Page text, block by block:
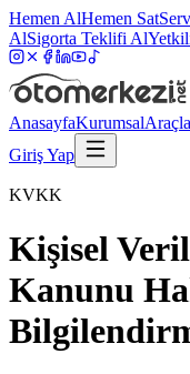
Hemen AlHemen Sat
AlSigorta Teklifi Al
AnasayfaKurumsal
Giriş Yap
KVKK
Kişisel
Kanunu